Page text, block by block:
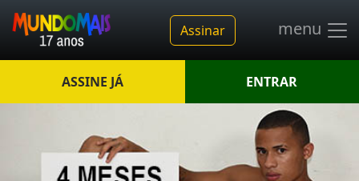
Assinar menu
ASSINE JÁ ENTRAR